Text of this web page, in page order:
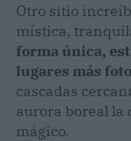
Otro sitio
mística,
forma única,
lugares más
cascadas
aurora boreal la
mágico.